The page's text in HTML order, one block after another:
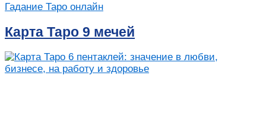
Гадание Таро онлайн
Карта Таро 9 мечей